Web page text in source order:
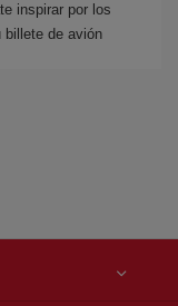
inspirar por los
billete de avión